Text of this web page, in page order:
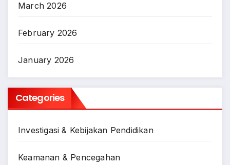
March 2026
February 2026
January 2026
Categories
Investigasi & Kebijakan Pendidikan
Keamanan & Pencegahan